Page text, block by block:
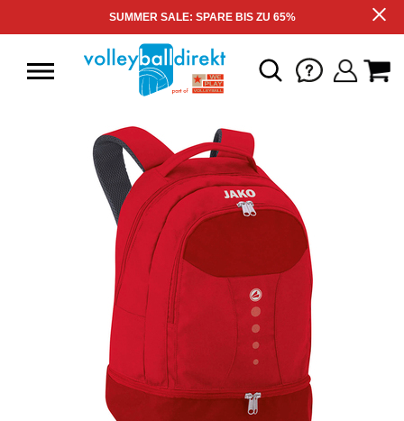
SUMMER SALE: SPARE BIS ZU 65%